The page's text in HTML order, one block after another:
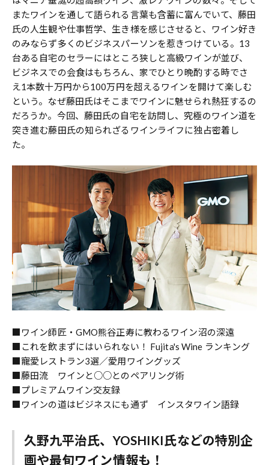
またワインを通して語られる言葉も含蓄に富んでいて、藤田
氏の人生観や仕事哲学、生き様を感じさせると、ワイン好き
のみならず多くのビジネスパーソンを惹きつけている。13
台ある自宅のセラーにはところ狭しと高級ワインが並び、
ビジネスでの会食はもちろん、家でひとり晩酌する時でさ
え1本数十万円から100万円を超えるワインを開けて楽しむ
という。なぜ藤田氏はそこまでワインに魅せられ熱狂するの
だろうか。今回、藤田氏の自宅を訪問し、究極のワイン道を
突き進む藤田氏の知られざるワインライフに独占密着し
た。
■ワイン師匠・GMO熊谷正寿に教わるワイン沼の深遠
■これを飲まずにはいられない！ Fujita's Wine ランキング
■寵愛レストラン3選／愛用ワイングッズ
■藤田流 ワインと○○とのペアリング術
■プレミアムワイン交友録
■ワインの道はビジネスにも通ず インスタワイン語録
久野九平治氏、YOSHIKI氏などの特別企
画や最旬ワイン情報も！